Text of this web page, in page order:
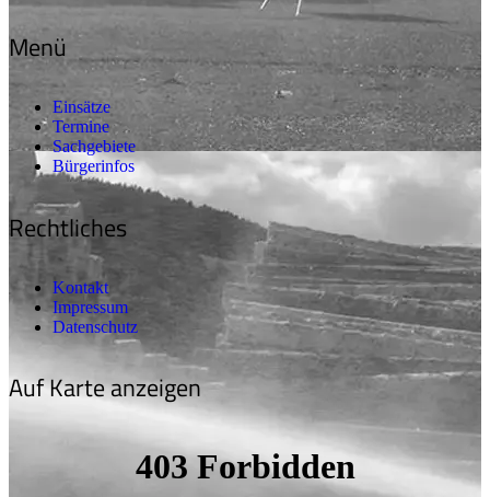
Menü
Einsätze
Termine
Sachgebiete
Bürgerinfos
Rechtliches
Kontakt
Impressum
Datenschutz
Auf Karte anzeigen